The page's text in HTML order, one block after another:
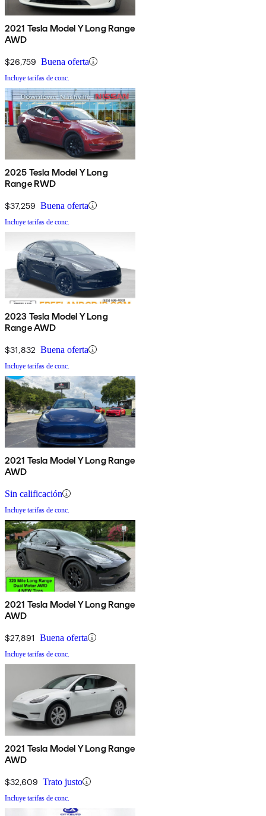
2021 Tesla Model Y Long Range
AWD
$26,759 Buena oferta
Incluye tarifas de conc.
2025 Tesla Model Y Long
Range RWD
$37,259 Buena oferta
Incluye tarifas de conc.
2023 Tesla Model Y Long
Range AWD
$31,832 Buena oferta
Incluye tarifas de conc.
2021 Tesla Model Y Long Range
AWD
Sin calificación
Incluye tarifas de conc.
2021 Tesla Model Y Long Range
AWD
$27,891 Buena oferta
Incluye tarifas de conc.
2021 Tesla Model Y Long Range
AWD
$32,609 Trato justo
Incluye tarifas de conc.